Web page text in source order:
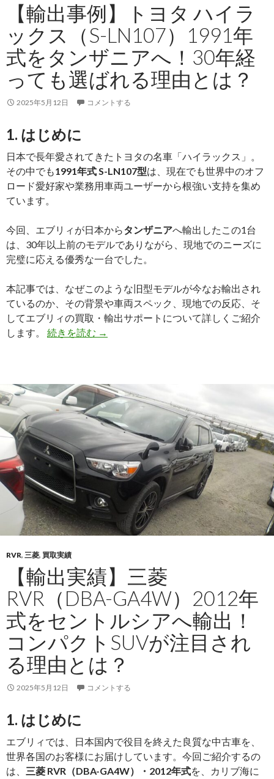
【輸出事例】トヨタ ハイラ
ックス（S-LN107）1991年
式をタンザニアへ！30年経
っても選ばれる理由とは？
2025年5月12日 コメントする
1. はじめに
日本で長年愛されてきたトヨタの名車「ハイラックス」。
その中でも1991年式 S-LN107型は、現在でも世界中のオフ
ロード愛好家や業務用車両ユーザーから根強い支持を集め
ています。
今回、エブリィが日本からタンザニアへ輸出したこの1台
は、30年以上前のモデルでありながら、現地でのニーズに
完璧に応える優秀な一台でした。
本記事では、なぜこのような旧型モデルが今なお輸出され
ているのか、その背景や車両スペック、現地での反応、そ
してエブリィの買取・輸出サポートについて詳しくご紹介
します。 続きを読む 【輸
ト
ヨ
タ
ハ
イ
ラ
ッ
ク
ス
（S-
LN107）
年
式
を
タ
ン
ザ
ニ
ア
へ！
っ
て
も
→
RVR, 三菱, 買取実績
【輸出実績】三菱
RVR（DBA-GA4W）2012年
式をセントルシアへ輸出！
コンパクトSUVが注目され
る理由とは？
2025年5月12日 コメントする
1. はじめに
エブリィでは、日本国内で役目を終えた良質な中古車を、
世界各国のお客様にお届けしています。今回ご紹介するの
は、 三菱 RVR（DBA-GA4W）・2012年式を、カリブ海に